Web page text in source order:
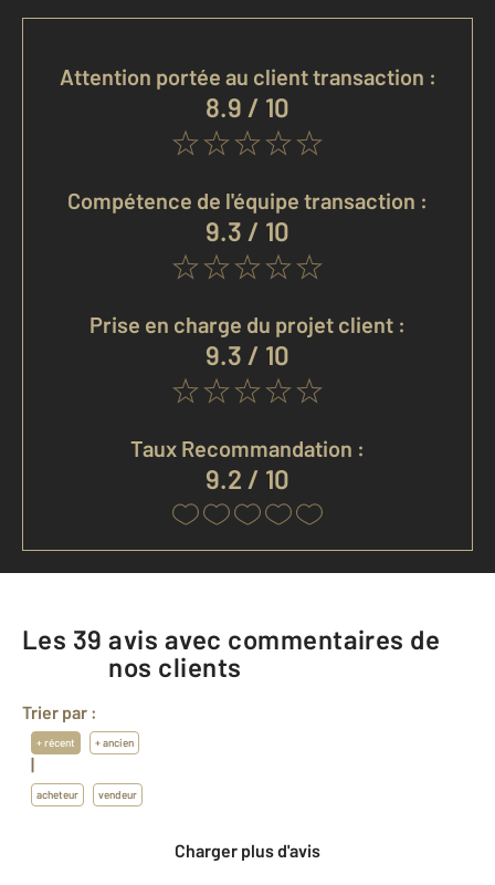
Attention portée au client transaction :
8.9 / 10
Compétence de l'équipe transaction :
9.3 / 10
Prise en charge du projet client :
9.3 / 10
Taux Recommandation :
9.2 / 10
Les 39avis avec commentaires de
nos clients
Trier par :
+ récent + ancien
|
acheteur vendeur
Charger plus d'avis